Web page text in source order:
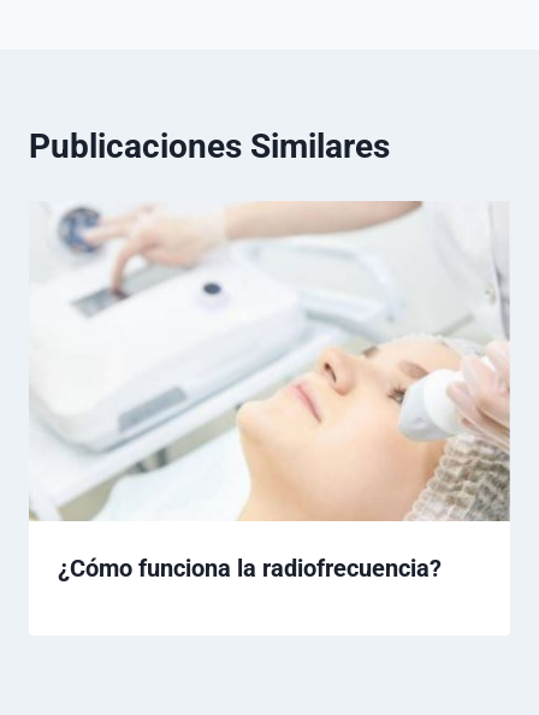
Publicaciones Similares
¿Cómo funciona la radiofrecuencia?